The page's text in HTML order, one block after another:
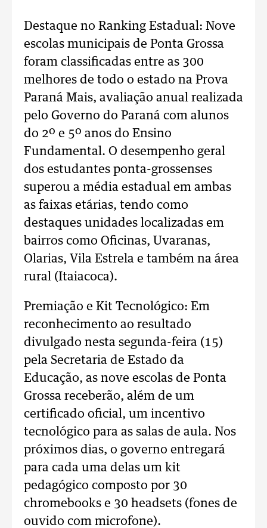
Destaque no Ranking Estadual: Nove
escolas municipais de Ponta Grossa
foram classificadas entre as 300
melhores de todo o estado na Prova
Paraná Mais, avaliação anual realizada
pelo Governo do Paraná com alunos
do 2º e 5º anos do Ensino
Fundamental. O desempenho geral
dos estudantes ponta-grossenses
superou a média estadual em ambas
as faixas etárias, tendo como
destaques unidades localizadas em
bairros como Oficinas, Uvaranas,
Olarias, Vila Estrela e também na área
rural (Itaiacoca).
Premiação e Kit Tecnológico: Em
reconhecimento ao resultado
divulgado nesta segunda-feira (15)
pela Secretaria de Estado da
Educação, as nove escolas de Ponta
Grossa receberão, além de um
certificado oficial, um incentivo
tecnológico para as salas de aula. Nos
próximos dias, o governo entregará
para cada uma delas um kit
pedagógico composto por 30
chromebooks e 30 headsets (fones de
ouvido com microfone).